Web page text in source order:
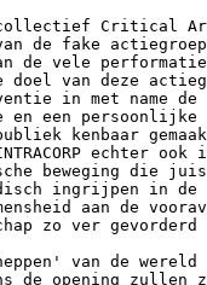
Critical
de fake
de vele
doel van deze
in met name de
en een
kenbaar
echter
beweging die
ingrijpen in
aan de
zo ver
van de wereld
de opening zullen